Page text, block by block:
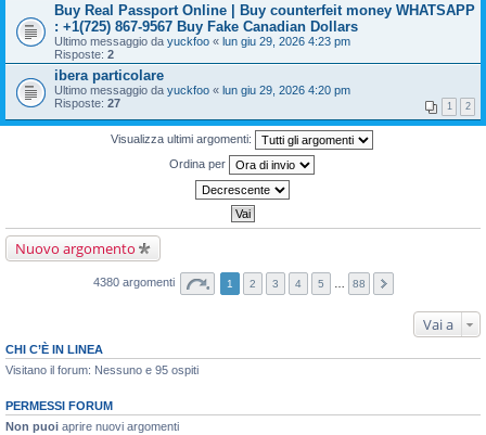
Buy Real Passport Online | Buy counterfeit money WHATSAPP
: +1(725) 867-9567 Buy Fake Canadian Dollars
Ultimo messaggio da yuckfoo « lun giu 29, 2026 4:23 pm
Risposte: 2
ibera particolare
Ultimo messaggio da yuckfoo « lun giu 29, 2026 4:20 pm
Risposte: 27 1 2
Visualizza ultimi argomenti:
Ordina per
Nuovo argomento
4380 argomenti 1 2 3 4 5 88
Vai a
CHI C’È IN LINEA
Visitano il forum: Nessuno e 95 ospiti
PERMESSI FORUM
Non puoi aprire nuovi argomenti